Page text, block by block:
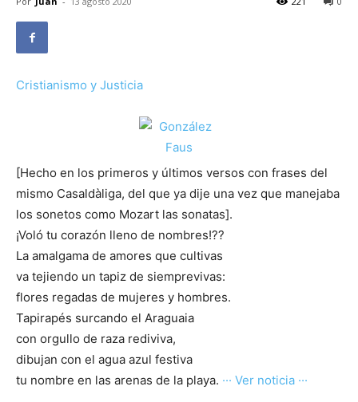
Cristianismo y Justicia
[Hecho en los primeros y últimos versos con frases del
mismo Casaldàliga, del que ya dije una vez que manejaba
los sonetos como Mozart las sonatas].
¡Voló tu corazón lleno de nombres!??
La amalgama de amores que cultivas
va tejiendo un tapiz de siemprevivas:
flores regadas de mujeres y hombres.
Tapirapés surcando el Araguaia
con orgullo de raza rediviva,
dibujan con el agua azul festiva
tu nombre en las arenas de la playa. ··· Ver noticia ···